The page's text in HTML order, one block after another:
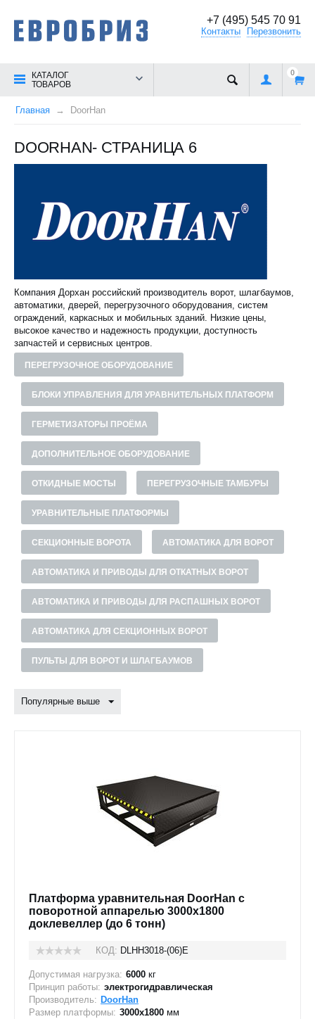
+7 (495) 545 70 91
Контакты Перезвонить
КАТАЛОГ
ТОВАРОВ
0
Главная DoorHan
DOORHAN- СТРАНИЦА 6
Компания Дорхан российский производитель ворот, шлагбаумов,
автоматики, дверей, перегрузочного оборудования, систем
ограждений, каркасных и мобильных зданий. Низкие цены,
высокое качество и надежность продукции, доступность
запчастей и сервисных центров.
ПЕРЕГРУЗОЧНОЕ ОБОРУДОВАНИЕ
БЛОКИ УПРАВЛЕНИЯ ДЛЯ УРАВНИТЕЛЬНЫХ ПЛАТФОРМ
ГЕРМЕТИЗАТОРЫ ПРОЁМА
ДОПОЛНИТЕЛЬНОЕ ОБОРУДОВАНИЕ
ОТКИДНЫЕ МОСТЫ ПЕРЕГРУЗОЧНЫЕ ТАМБУРЫ
УРАВНИТЕЛЬНЫЕ ПЛАТФОРМЫ
СЕКЦИОННЫЕ ВОРОТА АВТОМАТИКА ДЛЯ ВОРОТ
АВТОМАТИКА И ПРИВОДЫ ДЛЯ ОТКАТНЫХ ВОРОТ
АВТОМАТИКА И ПРИВОДЫ ДЛЯ РАСПАШНЫХ ВОРОТ
АВТОМАТИКА ДЛЯ СЕКЦИОННЫХ ВОРОТ
ПУЛЬТЫ ДЛЯ ВОРОТ И ШЛАГБАУМОВ
Популярные выше
Платформа уравнительная DoorHan с
поворотной аппарелью 3000x1800
доклевеллер (до 6 тонн)
КОД: DLHH3018-(06)E
Допустимая нагрузка: 6000 кг
Принцип работы: электрогидравлическая
Производитель: DoorHan
Размер платформы: 3000х1800 мм